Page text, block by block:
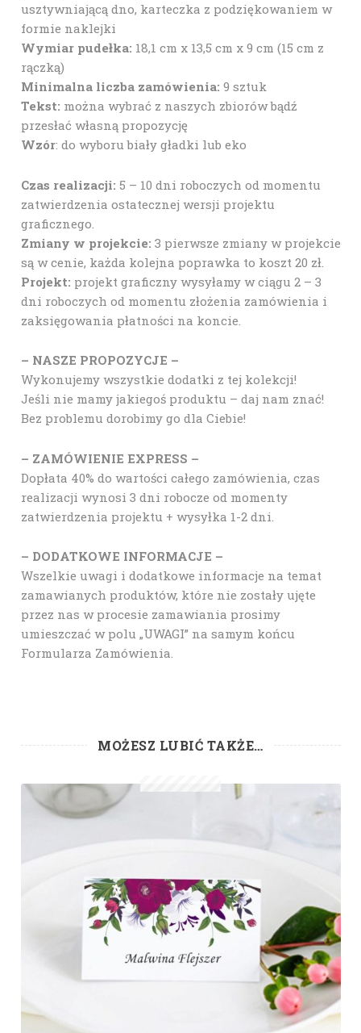
usztywniającą dno, karteczka z podziękowaniem w
formie naklejki
Wymiar pudełka: 18,1 cm x 13,5 cm x 9 cm (15 cm z
rączką)
Minimalna liczba zamówienia: 9 sztuk
Tekst: można wybrać z naszych zbiorów bądź
przesłać własną propozycję
Wzór: do wyboru biały gładki lub eko
Czas realizacji: 5 – 10 dni roboczych od momentu
zatwierdzenia ostatecznej wersji projektu
graficznego.
Zmiany w projekcie: 3 pierwsze zmiany w projekcie
są w cenie, każda kolejna poprawka to koszt 20 zł.
Projekt: projekt graficzny wysyłamy w ciągu 2 – 3
dni roboczych od momentu złożenia zamówienia i
zaksięgowania płatności na koncie.
– NASZE PROPOZYCJE –
Wykonujemy wszystkie dodatki z tej kolekcji!
Jeśli nie mamy jakiegoś produktu – daj nam znać!
Bez problemu dorobimy go dla Ciebie!
– ZAMÓWIENIE EXPRESS –
Dopłata 40% do wartości całego zamówienia, czas
realizacji wynosi 3 dni robocze od momenty
zatwierdzenia projektu + wysyłka 1-2 dni.
– DODATKOWE INFORMACJE –
Wszelkie uwagi i dodatkowe informacje na temat
zamawianych produktów, które nie zostały ujęte
przez nas w procesie zamawiania prosimy
umieszczać w polu „UWAGI” na samym końcu
Formularza Zamówienia.
MOŻESZ LUBIĆ TAKŻE…